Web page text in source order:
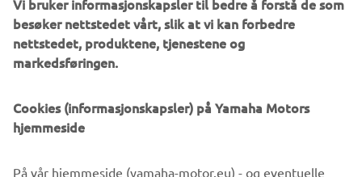
Yamaha Motor have been developing Police specification
motorcycles for the Japanese and overseas markets since
the FZ750P, released in 1987. Yamaha products are
recognized worldwide as the best in their category. To
their Police motorcycles to an extensive series of tests
throughout their development phase; for this Yamaha
and electrical components, to confirm the longevity Police
Vi bruker informasjonskapsler til bedre å forstå de som
besøker nettstedet vårt, slik at vi kan forbedre
nettstedet, produktene, tjenestene og
markedsføringen.
Cookies (informasjonskapsler) på Yamaha Motors
hjemmeside
På vår hjemmeside (yamaha-motor.eu) - og eventuelle